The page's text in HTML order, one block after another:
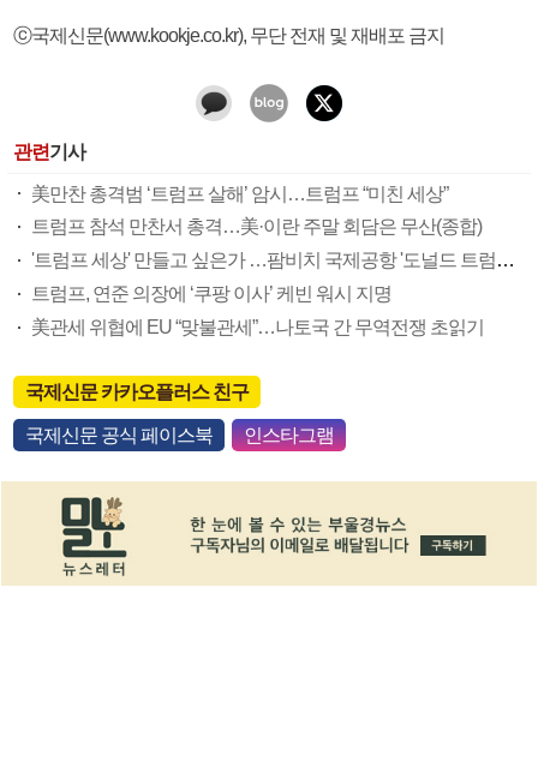
ⓒ국제신문(www.kookje.co.kr), 무단 전재 및 재배포 금지
관련기사
美만찬 총격범 ‘트럼프 살해’ 암시…트럼프 “미친 세상”
트럼프 참석 만찬서 총격…美·이란 주말 회담은 무산(종합)
'트럼프 세상' 만들고 싶은가 …팜비치 국제공항 '도널드 트럼프 국제공항' 된다
트럼프, 연준 의장에 ‘쿠팡 이사’ 케빈 워시 지명
美관세 위협에 EU “맞불관세”…나토국 간 무역전쟁 초읽기
국제신문 카카오플러스 친구
국제신문 공식 페이스북 인스타그램